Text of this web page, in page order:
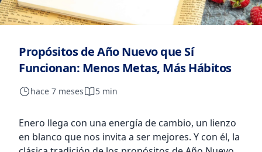
Propósitos de Año Nuevo que Sí
Funcionan: Menos Metas, Más Hábitos
hace 7 meses 5 min
Enero llega con una energía de cambio, un lienzo
en blanco que nos invita a ser mejores. Y con él, la